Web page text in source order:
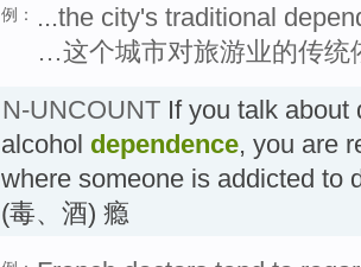
例：
...the city's traditional
…这个城市对旅游业的传统
N-UNCOUNT If you talk about
alcohol dependence, you are
where someone is addicted to
(毒、酒) 瘾